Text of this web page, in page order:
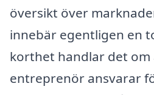
översikt över
innebär egentligen en
korthet handlar det om
entreprenör ansvarar